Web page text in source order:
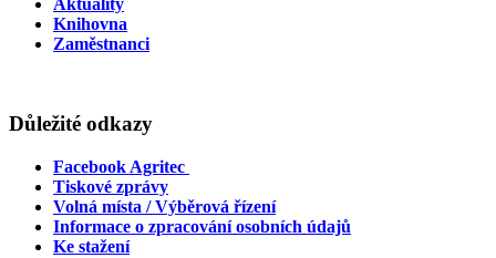
Knihovna
Zaměstnanci
Důležité odkazy
Facebook Agritec
Tiskové zprávy
Volná místa / Výběrová řízení
Informace o zpracování osobních údajů
Ke stažení